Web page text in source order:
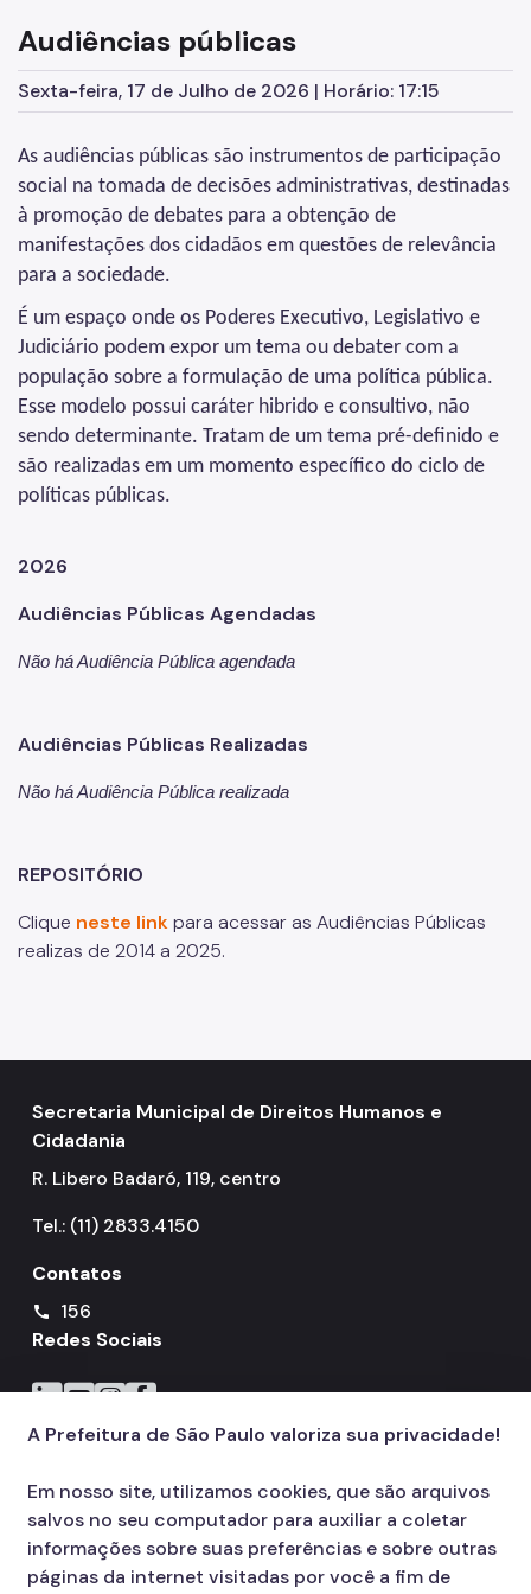
Egressos e Familiares
Igualdade Racial
Juventude
LGBTI+
Mulheres
Ouvidoria de Direitos Humanos
Pessoa Idosa
Pessoas Desaparecidas
Políticas sobre Drogas
População em Situação de Rua
Fundo Municipal do Idoso - FMID
- FUMCAD
Notícias
Painel da Rede de Direitos Humanos
Proteção de Dados Pessoais e Privacidade
Audiências públicas
Sexta-feira, 17 de Julho de 2026 | Horário: 17:15
As audiências públicas são instrumentos de participação
social na tomada de decisões administrativas, destinadas
à promoção de debates para a obtenção de
manifestações dos cidadãos em questões de relevância
para a sociedade.
É um espaço onde os Poderes Executivo, Legislativo e
Judiciário podem expor um tema ou debater com a
população sobre a formulação de uma política pública.
Esse modelo possui caráter hibrido e consultivo, não
sendo determinante. Tratam de um tema pré-definido e
são realizadas em um momento específico do ciclo de
políticas públicas.
2026
Audiências Públicas Agendadas
Não há Audiência Pública agendada
Audiências Públicas Realizadas
Não há Audiência Pública realizada
REPOSITÓRIO
Clique neste linkpara acessar as Audiências Públicas
realizas de 2014 a 2025.
Secretaria Municipal de Direitos Humanos e
Cidadania
R. Libero Badaró, 119, centro
Tel.: (11) 2833.4150
Contatos
call
156
Redes Sociais
Icone do LinkedIn
Icone do YouTube
Icone do Instagram
Icone do Facebook
A Prefeitura de São Paulo valoriza sua privacidade!
Em nosso site, utilizamos cookies, que são arquivos
salvos no seu computador para auxiliar a coletar
informações sobre suas preferências e sobre outras
páginas da internet visitadas por você a fim de